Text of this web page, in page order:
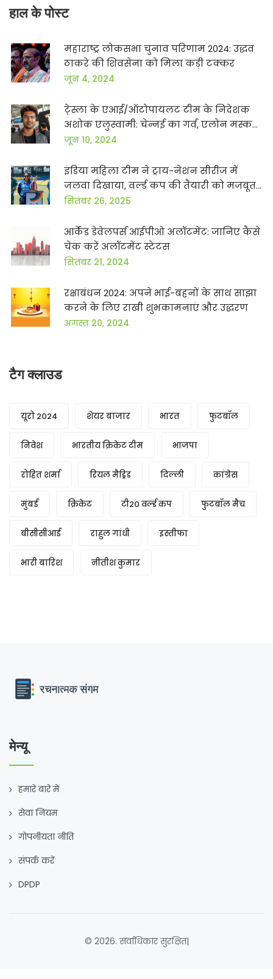
हाल के पोस्ट
महाराष्ट्र लोकसभा चुनाव परिणाम 2024: उद्धव
ठाकरे की शिवसेना को मिला कड़ी टक्कर
जून 4, 2024
टे्स्ला के एआई/ऑटोपायलट टीम के निदेशक
अशोक एलुस्वामी: चेन्नई का गर्व, एलोन मस्क
के ट्वीट से हुआ चयन
जून 10, 2024
इंडिया महिला टीम ने ट्राय-नेशन सीरीज में
जलवा दिखाया, वर्ल्ड कप की तैयारी को मजबूत
किया
सितंबर 26, 2025
आर्केड डेवेलपर्स आईपीओ अलॉटमेंट: जानिए कैसे
चेक करें अलॉटमेंट स्टेटस
सितंबर 21, 2024
रक्षाबंधन 2024: अपने भाई-बहनों के साथ साझा
करने के लिए राखी शुभकामनाएं और उद्धरण
अगस्त 20, 2024
टैग क्लाउड
यूरो 2024 शेयर बाजार भारत फुटबॉल
निवेश भारतीय क्रिकेट टीम भाजपा
रोहित शर्मा रियल मैड्रिड दिल्ली कांग्रेस
मुंबई क्रिकेट टी20 वर्ल्ड कप फुटबॉल मैच
बीसीसीआई राहुल गांधी इस्तीफा
भारी बारिश नीतीश कुमार
मेन्यू
हमारे बारे में
सेवा नियम
गोपनीयता नीति
संपर्क करें
DPDP
© 2026. सर्वाधिकार सुरक्षित|